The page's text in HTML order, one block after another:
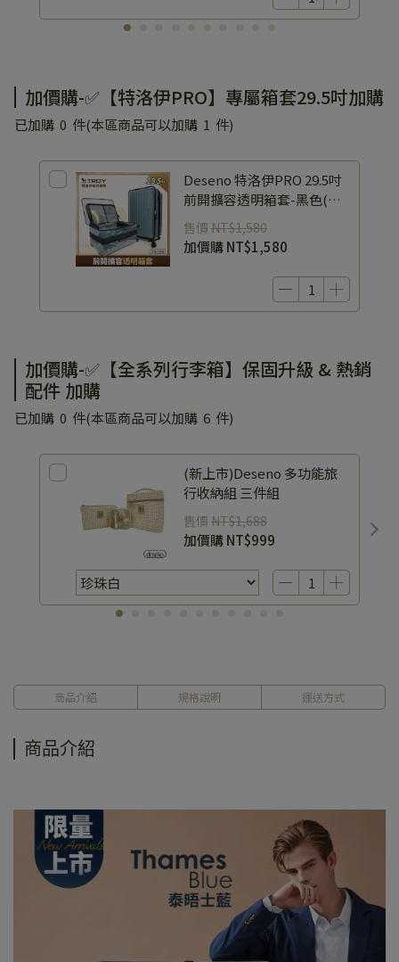
加價購-✅【特洛伊PRO】專屬箱套29.5吋加購
已加購 0 件(本區商品可以加購 1 件)
Deseno 特洛伊PRO 29.5吋
前開擴容透明箱套-黑色(預
購8/14出貨)不能等的貴賓請
另外下單，可跟客服要折扣
碼減運費
售價 NT$1,580
加價購NT$1,580
加價購-✅【全系列行李箱】保固升級 & 熱銷
配件 加購
已加購 0 件(本區商品可以加購 6 件)
(新上市)Deseno 多功能旅
行收納組 三件組
售價 NT$1,688
加價購NT$999
商品介紹 規格說明 運送方式
商品介紹